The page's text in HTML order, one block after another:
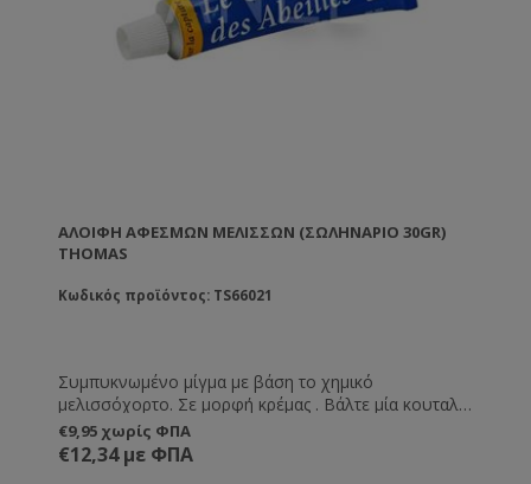
ΑΛΟΙΦΉ ΑΦΕΣΜΏΝ ΜΕΛΙΣΣΏΝ (ΣΩΛΗΝΆΡΙΟ 30GR)
THOMAS
Κωδικός προϊόντος: TS66021
Συμπυκνωμένο μίγμα με βάση το χημικό
μελισσόχορτο. Σε μορφή κρέμας . Βάλτε μία κουταλιά
του γλυκού σε οποιοδήποτε σημείο και ένα μεγάλο
μέρος των αφεσμών θα προσελκυσθεί από την
μυρωδιά της κρέμας. Λειτουργεί εξαιρετικά καλά.
€9,95 χωρίς ΦΠΑ
€12,34 με ΦΠΑ